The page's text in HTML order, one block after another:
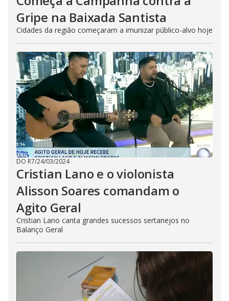
Gripe na Baixada Santista
Cidades da região começaram a imunizar público-alvo hoje
DO R7/24/03/2024
Cristian Lano e o violonista
Alisson Soares comandam o
Agito Geral
Cristian Lano canta grandes sucessos sertanejos no
Balanço Geral